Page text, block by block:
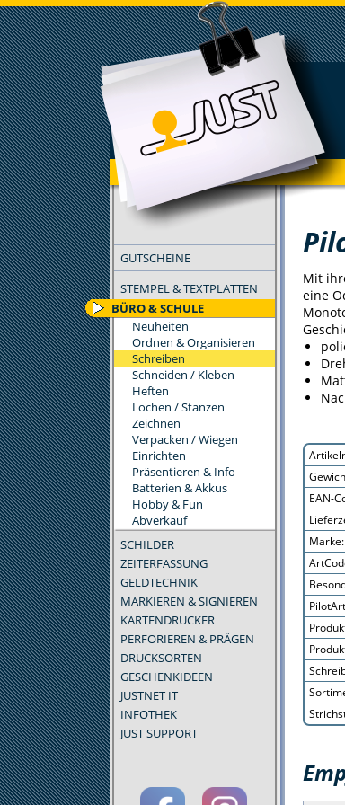
GUTSCHEINE
STEMPEL & TEXTPLATTEN
BÜRO & SCHULE
Neuheiten
Ordnen & Organisieren
Schreiben
Schneiden / Kleben
Heften
Lochen / Stanzen
Zeichnen
Verpacken / Wiegen
Einrichten
Präsentieren & Info
Batterien & Akkus
Hobby & Fun
Abverkauf
SCHILDER
ZEITERFASSUNG
GELDTECHNIK
MARKIEREN & SIGNIEREN
KARTENDRUCKER
PERFORIEREN & PRÄGEN
DRUCKSORTEN
GESCHENKIDEEN
JUSTNET IT
INFOTHEK
JUST SUPPORT
FILTER
Mit
eine
EAN-
Marke: